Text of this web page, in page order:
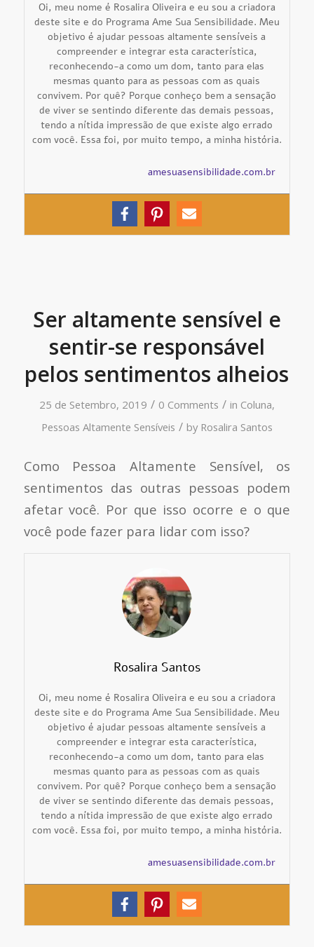
Oi, meu nome é Rosalira Oliveira e eu sou a criadora
deste site e do Programa Ame Sua Sensibilidade. Meu
objetivo é ajudar pessoas altamente sensíveis a
compreender e integrar esta característica,
reconhecendo-a como um dom, tanto para elas
mesmas quanto para as pessoas com as quais
convivem. Por quê? Porque conheço bem a sensação
de viver se sentindo diferente das demais pessoas,
tendo a nítida impressão de que existe algo errado
com você. Essa foi, por muito tempo, a minha história.
amesuasensibilidade.com.br
Ser altamente sensível e
sentir-se responsável
pelos sentimentos alheios
25 de Setembro, 2019 / 0 Comments / in Coluna,
Pessoas Altamente Sensíveis / by Rosalira Santos
Como Pessoa Altamente Sensível, os
sentimentos das outras pessoas podem
afetar você. Por que isso ocorre e o que
você pode fazer para lidar com isso?
Rosalira Santos
Oi, meu nome é Rosalira Oliveira e eu sou a criadora
deste site e do Programa Ame Sua Sensibilidade. Meu
objetivo é ajudar pessoas altamente sensíveis a
compreender e integrar esta característica,
reconhecendo-a como um dom, tanto para elas
mesmas quanto para as pessoas com as quais
convivem. Por quê? Porque conheço bem a sensação
de viver se sentindo diferente das demais pessoas,
tendo a nítida impressão de que existe algo errado
com você. Essa foi, por muito tempo, a minha história.
amesuasensibilidade.com.br